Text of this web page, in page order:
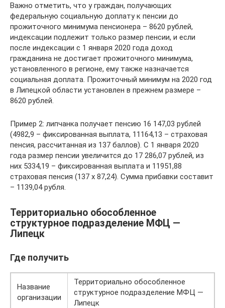
Важно отметить, что у граждан, получающих
федеральную социальную доплату к пенсии до
прожиточного минимума пенсионера – 8620 рублей,
индексации подлежит только размер пенсии, и если
после индексации с 1 января 2020 года доход
гражданина не достигает прожиточного минимума,
установленного в регионе, ему также назначается
социальная доплата. Прожиточный минимум на 2020 год
в Липецкой области установлен в прежнем размере –
8620 рублей.
Пример 2: липчанка получает пенсию 16 147,03 рублей
(4982,9 – фиксированная выплата, 11164,13 – страховая
пенсия, рассчитанная из 137 баллов). С 1 января 2020
года размер пенсии увеличится до 17 286,07 рублей, из
них 5334,19 – фиксированная выплата и 11951,88
страховая пенсия (137 х 87,24). Сумма прибавки составит
– 1139,04 рубля.
Территориально обособленное
структурное подразделение МФЦ —
Липецк
Где получить
Название
организации
Территориально обособленное
структурное подразделение МФЦ —
Липецк